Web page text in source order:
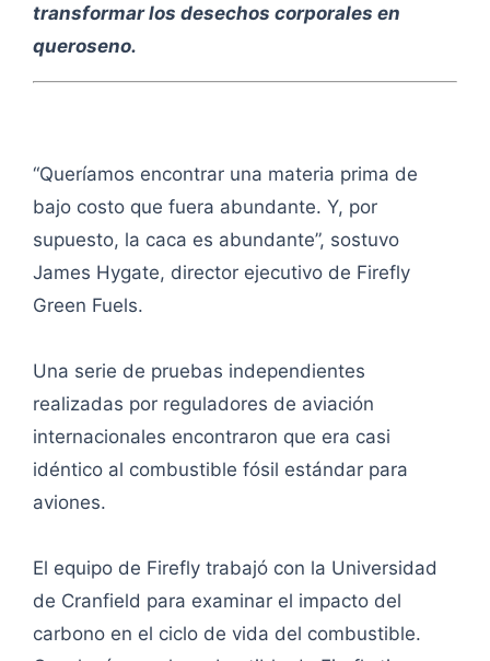
transformar los desechos corporales en
queroseno.
“Queríamos encontrar una materia prima de
bajo costo que fuera abundante. Y, por
supuesto, la caca es abundante”, sostuvo
James Hygate, director ejecutivo de Firefly
Green Fuels.
Una serie de pruebas independientes
realizadas por reguladores de aviación
internacionales encontraron que era casi
idéntico al combustible fósil estándar para
aviones.
El equipo de Firefly trabajó con la Universidad
de Cranfield para examinar el impacto del
carbono en el ciclo de vida del combustible.